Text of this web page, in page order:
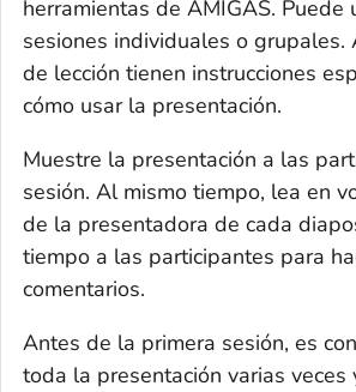
herramientas de AMIGAS. Puede
sesiones individuales o grupales.
de lección tienen instrucciones
cómo usar la presentación.
Muestre la presentación a las
sesión. Al mismo tiempo, lea en
de la presentadora de cada
tiempo a las participantes para
comentarios.
Antes de la primera sesión, es
toda la presentación varias veces